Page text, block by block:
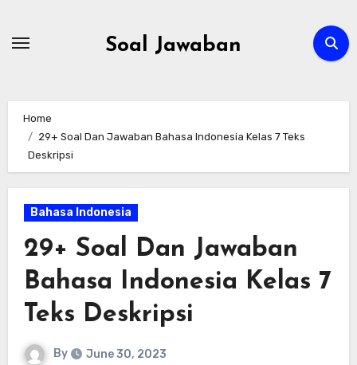
Soal Jawaban
Home
29+ Soal Dan Jawaban Bahasa Indonesia Kelas 7 Teks
Deskripsi
Bahasa Indonesia
29+ Soal Dan Jawaban
Bahasa Indonesia Kelas 7
Teks Deskripsi
By June 30, 2023